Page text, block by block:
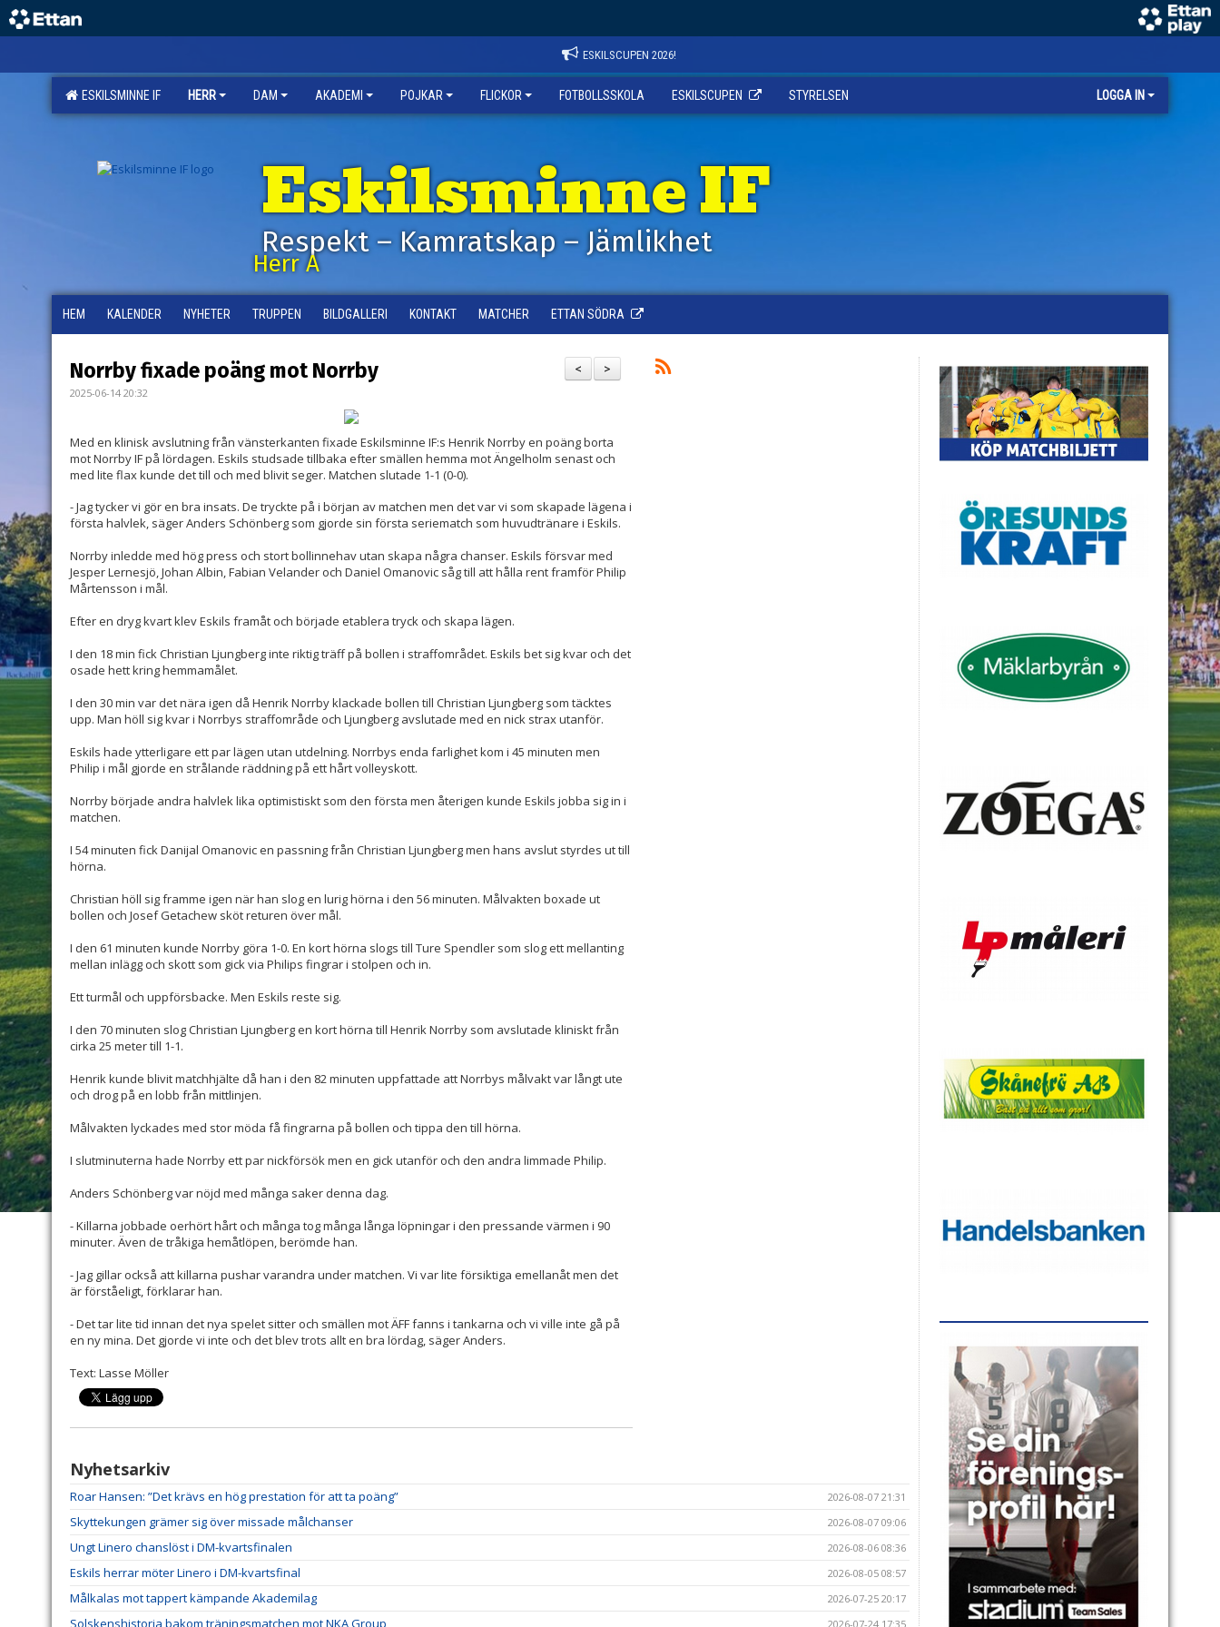
ESKILSCUPEN 2026!
ESKILSMINNE IF HERR DAM AKADEMI POJKAR FLICKOR FOTBOLLSSKOLA ESKILSCUPEN STYRELSEN LOGGA IN
Eskilsminne IF
Respekt – Kamratskap – Jämlikhet
Herr A
HEM KALENDER NYHETER TRUPPEN BILDGALLERI KONTAKT MATCHER ETTAN SÖDRA
>
<
Norrby fixade poäng mot Norrby
2025-06-14 20:32
Med en klinisk avslutning från vänsterkanten fixade Eskilsminne IF:s Henrik Norrby en poäng borta
mot Norrby IF på lördagen. Eskils studsade tillbaka efter smällen hemma mot Ängelholm senast och
med lite flax kunde det till och med blivit seger. Matchen slutade 1-1 (0-0).
- Jag tycker vi gör en bra insats. De tryckte på i början av matchen men det var vi som skapade lägena i
första halvlek, säger Anders Schönberg som gjorde sin första seriematch som huvudtränare i Eskils.
Norrby inledde med hög press och stort bollinnehav utan skapa några chanser. Eskils försvar med
Jesper Lernesjö, Johan Albin, Fabian Velander och Daniel Omanovic såg till att hålla rent framför Philip
Mårtensson i mål.
Efter en dryg kvart klev Eskils framåt och började etablera tryck och skapa lägen.
I den 18 min fick Christian Ljungberg inte riktig träff på bollen i straffområdet. Eskils bet sig kvar och det
osade hett kring hemmamålet.
I den 30 min var det nära igen då Henrik Norrby klackade bollen till Christian Ljungberg som täcktes
upp. Man höll sig kvar i Norrbys straffområde och Ljungberg avslutade med en nick strax utanför.
Eskils hade ytterligare ett par lägen utan utdelning. Norrbys enda farlighet kom i 45 minuten men
Philip i mål gjorde en strålande räddning på ett hårt volleyskott.
Norrby började andra halvlek lika optimistiskt som den första men återigen kunde Eskils jobba sig in i
matchen.
I 54 minuten fick Danijal Omanovic en passning från Christian Ljungberg men hans avslut styrdes ut till
hörna.
Christian höll sig framme igen när han slog en lurig hörna i den 56 minuten. Målvakten boxade ut
bollen och Josef Getachew sköt returen över mål.
I den 61 minuten kunde Norrby göra 1-0. En kort hörna slogs till Ture Spendler som slog ett mellanting
mellan inlägg och skott som gick via Philips fingrar i stolpen och in.
Ett turmål och uppförsbacke. Men Eskils reste sig.
I den 70 minuten slog Christian Ljungberg en kort hörna till Henrik Norrby som avslutade kliniskt från
cirka 25 metertill 1-1.
Henrik kunde blivit matchhjälte då han i den 82 minuten uppfattade att Norrbys målvakt var långt ute
och drog på en lobb från mittlinjen.
Målvakten lyckades med stor möda få fingrarna på bollen och tippa den till hörna.
I slutminuterna hade Norrby ett par nickförsök men en gick utanför och den andra limmade Philip.
Anders Schönberg var nöjd med många saker denna dag.
- Killarna jobbade oerhört hårt och många tog många långa löpningar i den pressande värmen i 90
minuter. Även de tråkiga hemåtlöpen, berömde han.
- Jag gillar också att killarna pushar varandra under matchen. Vi var lite försiktiga emellanåt men det
är förståeligt, förklarar han.
- Det tar lite tid innan det nya spelet sitter och smällen mot ÄFF fanns i tankarna och vi ville inte gå på
en ny mina. Det gjorde vi inte och det blev trots allt en bra lördag, säger Anders.
Text: Lasse Möller
Nyhetsarkiv
Roar Hansen: ”Det krävs en hög prestation för att ta poäng” 2026-08-07 21:31
Skyttekungen grämer sig över missade målchanser 2026-08-07 09:06
Ungt Linero chanslöst i DM-kvartsfinalen 2026-08-06 08:36
Eskils herrar möter Linero i DM-kvartsfinal 2026-08-05 08:57
Målkalas mot tappert kämpande Akademilag 2026-07-25 20:17
Solskenshistoria bakom träningsmatchen mot NKA Group 2026-07-24 17:35